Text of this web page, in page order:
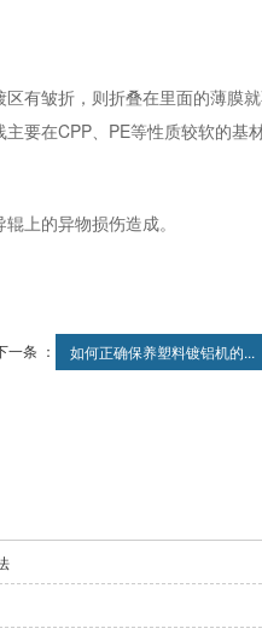
有皱折，则折叠在里面的薄膜
要在CPP、PE等性质较软的基
上的异物损伤造成。
一条 ： 如何正确保养塑料镀铝机的...